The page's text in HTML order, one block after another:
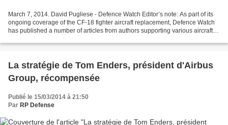
March 7, 2014. David Pugliese - Defence Watch Editor’s note: As part of its
ongoing coverage of the CF-18 fighter aircraft replacement, Defence Watch
has published a number of articles from authors supporting various aircraft.
La stratégie de Tom Enders, président d'Airbus
Group, récompensée
Publié le 15/03/2014 à 21:50
Par RP Defense